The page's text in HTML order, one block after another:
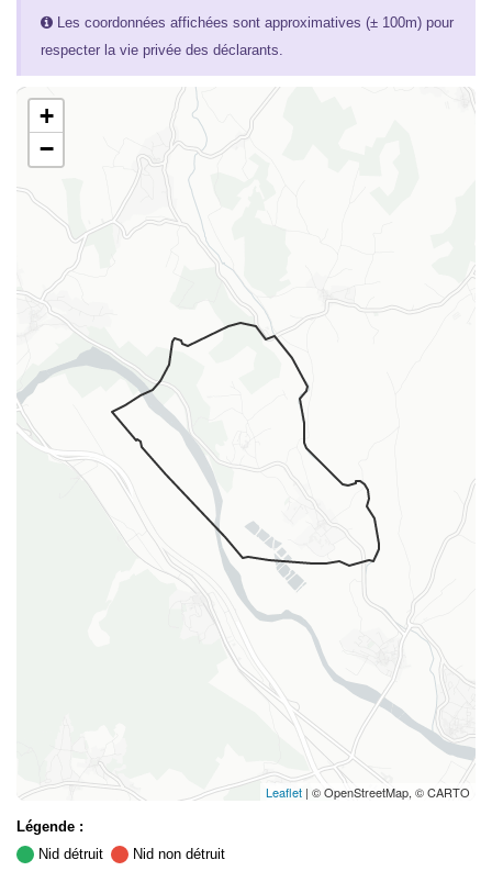
Les coordonnées affichées sont approximatives (± 100m) pour
respecter la vie privée des déclarants.
+
−
Leaflet | © OpenStreetMap, © CARTO
Légende :
Nid détruit
Nid non détruit